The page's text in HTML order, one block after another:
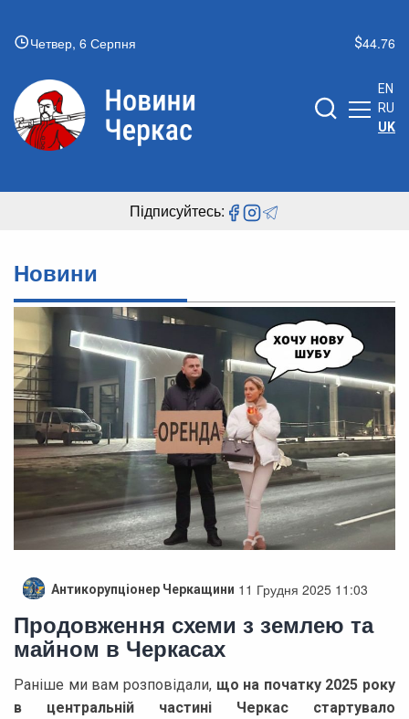
Четвер, 6 Серпня 44.76
EN
RU
UK
Підписуйтесь:
Новини
Антикорупціонер Черкащини 11 Грудня 2025 11:03
Продовження схеми з землею та
майном в Черкасах
Раніше ми вам розповідали, що на початку 2025 року
в центральній частині Черкас стартувало